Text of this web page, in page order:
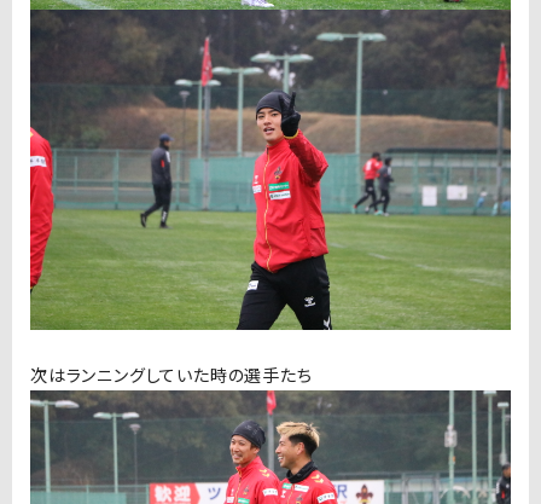
次はランニングしていた時の選手たち